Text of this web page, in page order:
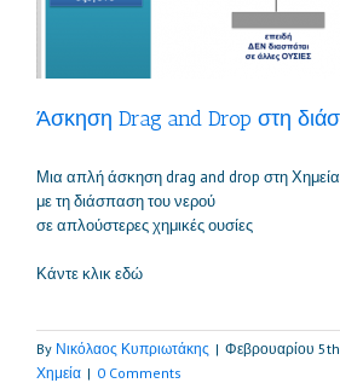
Άσκηση Drag and Drop στη
Μια απλή άσκηση drag and drop στη
με τη διάσπαση του νερού
σε απλούστερες χημικές ουσίες
Κάντε κλικ εδώ
By Νικόλαος Κυπριωτάκης | Φεβρουαρίου
Χημεία | 0 Comments